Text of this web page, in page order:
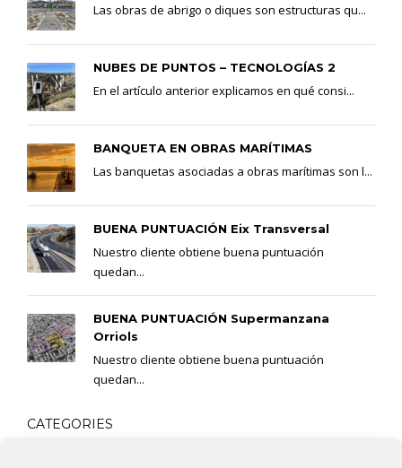
Las obras de abrigo o diques son estructuras qu...
NUBES DE PUNTOS – TECNOLOGÍAS 2
En el artículo anterior explicamos en qué consi...
BANQUETA EN OBRAS MARÍTIMAS
Las banquetas asociadas a obras marítimas son l...
BUENA PUNTUACIÓN Eix Transversal
Nuestro cliente obtiene buena puntuación
quedan...
BUENA PUNTUACIÓN Supermanzana
Orriols
Nuestro cliente obtiene buena puntuación
quedan...
CATEGORIES